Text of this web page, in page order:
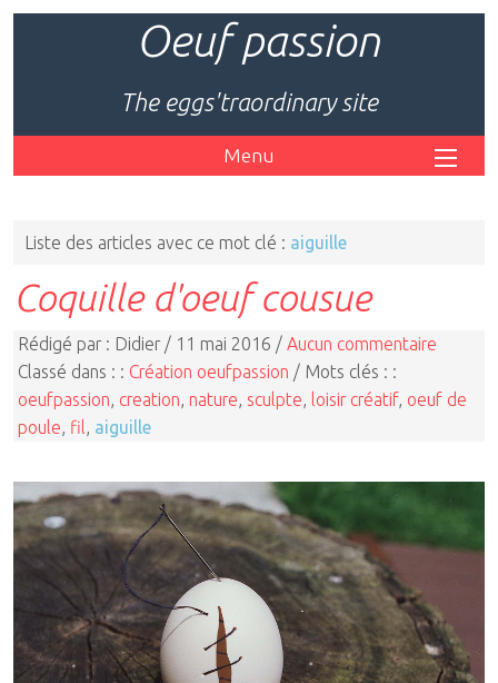
Oeuf passion
The eggs'traordinary site
Menu
Liste des articles avec ce mot clé : aiguille
Coquille d'oeuf cousue
Rédigé par : Didier / 11 mai 2016 / Aucun commentaire
Classé dans : : Création oeufpassion / Mots clés : :
oeufpassion creation nature sculpte loisir créatif, oeuf de
poule fil aiguille